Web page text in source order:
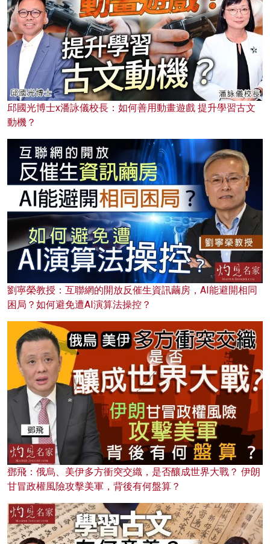
邱國光博士x潘詠儀校長：如何善用動畫遊戲 提升學習古文
動機？
劉寧榮教授：互聯網的開放反催生資訊繭房，AI能避開相同
困局？如何避免遭AI演算法操控？
鄧飛：俄烏、美伊多方衝突交織，是否釀成世界大戰？ 伊朗
甘冒政權風險攻擊美軍，背後有何盤算？